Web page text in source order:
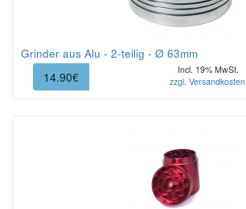
Grinder aus Alu - 2-teilig - Ø 63mm
14.90€
Incl. 19% MwSt.
zzgl. Versandkosten